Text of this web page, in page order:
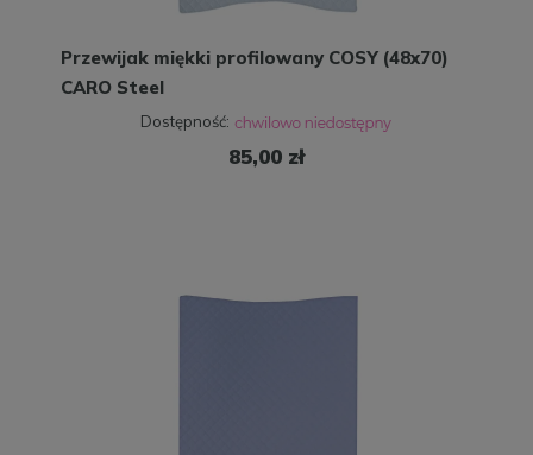
Przewijak miękki profilowany COSY (48x70)
CARO Steel
Dostępność:
85,00 zł